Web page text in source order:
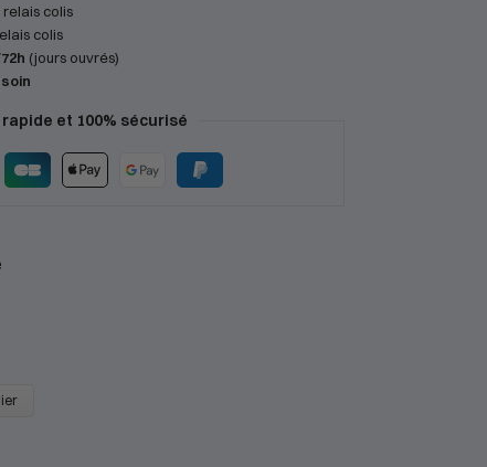
colis
colis
(jours ouvrés)
et 100% sécurisé